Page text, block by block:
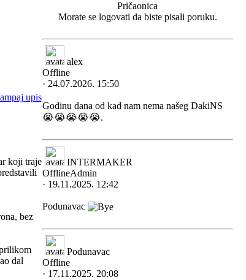
koji traje
bez
dal
Pričaonica
Morate se logovati da biste pisali poruku.
alex
Offline
· 24.07.2026. 15:50
Godinu dana od kad nam nema našeg DakiNS
😭😭😭😭😭.
INTERMAKER
OfflineAdmin
· 19.11.2025. 12:42
Podunavac
Podunavac
Offline
· 17.11.2025. 20:08